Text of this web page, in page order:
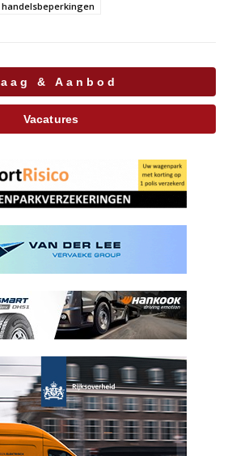
handelsbeperkingen
Vraag & Aanbod
Vacatures